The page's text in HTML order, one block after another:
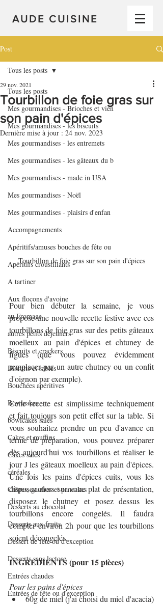
AUDE CUISINE
Post
Tous les posts
Mes gourmandises - Brioches et vien
Mes gourmandises - les biscuits
Mes gourmandises - les entremets
Mes gourmandises - les gâteaux du b
Mes gourmandises - made in USA
Mes gourmandises - Noël
Mes gourmandises - plaisirs d'enfan
Accompagnements
Apéritifs/amuses bouches de fête ou
Apéritifs croustillants
A tartiner
Aux flocons d'avoine
au Fromage
autres petits déjeuners
Biscuits et crackers
Biscuits et sablés
Bouchées apéritives
Bowlcakes
bowlcakes salés
Cakes et muffins
Cakes salés
céréales
Crêpes, gaufres et pancakes
Desserts au chocolat
Desserts aux fruits
Dessert de fête ou d'exception
Desserts sans lactose
Entrées chaudes
Entrées de fête ou d'exception
Tous les posts
Tourbillon de foie gras sur
son pain d'épices
29 nov. 2021
Dernière mise à jour : 24 nov. 2023
Tourbillon de foie gras sur son pain d'épices
Pour bien débuter la semaine, je vous
propose une nouvelle recette festive avec ces
tourbillons de foie gras sur des petits gâteaux
moelleux au pain d'épices et chtuney de
figues (que vous pouvez évidemment
remplacer par un autre chutney ou un confit
d'oignon par exemple).
Cette recette est simplissime techniquement
et fait toujours son petit effet sur la table. Si
vous souhaitez prendre un peu d'avance en
terme de préparation, vous pouvez préparer
dès aujourd'hui vos tourbillons et réaliser le
jour J les gâteaux moelleux au pain d'épices.
Une fois les pains d'épices cuits, vous les
disposez alors sur votre plat de présentation,
disposez le chutney et posez dessus les
tourbillons encore congelés. Il faudra
compter environ 2h pour que les tourbillons
soient décongelés.
INGREDIENTS (pour 15 pièces)
Pour les pains d'épices
60g de miel (j'ai choisi du miel d'acacia)